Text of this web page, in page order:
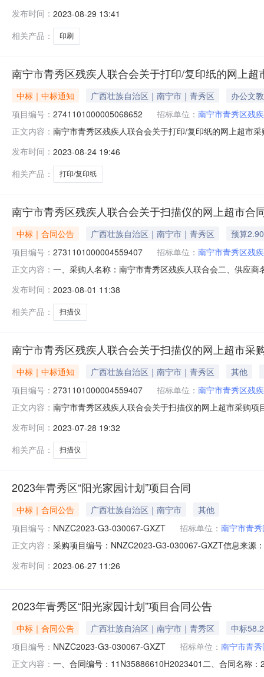
金额1QXZC2023-W3-006345000.0项目所在行政区划编
发布时间： 2023-08-29 13:41
相关产品：
印刷
南宁市青秀区残疾人联合会关于打印/复印纸的网上超
中标｜中标通知 广西壮族自治区｜南宁市｜青秀区
办公文教
项目编号： 2741101000005068652 招标单位： 南宁市青秀区残
正文内容： 南宁市青秀区残疾人联合会关于打印/复印纸的网上超市
信息采购计划金额1QXZC2023-W1-006004750.0项目所
发布时间： 2023-08-24 19:46
相关产品：
打印/复印纸
南宁市青秀区残疾人联合会关于扫描仪的网上超市合
中标｜合同公告 广西壮族自治区｜南宁市｜青秀区
预算
项目编号： 2731101000004559407 招标单位： 南宁市青秀区残
正文内容： 一、采购人名称：南宁市青秀区残疾人联合会二、供应
档扫描仪高速高清自动影源X2110A件1.00500050002博
发布时间： 2023-08-01 11:38
相关产品：
扫描仪
南宁市青秀区残疾人联合会关于扫描仪的网上超市采
中标｜中标通知 广西壮族自治区｜南宁市｜青秀区
其他
项目编号： 2731101000004559407 招标单位： 南宁市青秀区残
正文内容： 南宁市青秀区残疾人联合会关于扫描仪的网上超市采购
计划金额1QXZC2023-W1-00513-
发布时间： 2023-07-28 19:32
相关产品：
扫描仪
2023年青秀区“阳光家园计划”项目合同
中标｜合同公告 广西壮族自治区｜南宁市
其他
项目编号： NNZC2023-G3-030067-GXZT 招标单位： 南宁市青
正文内容： 采购项目编号：NNZC2023-G3-030067-GXZT信息来源
时间2023-06-2616:08:19
发布时间： 2023-06-27 11:26
2023年青秀区“阳光家园计划”项目合同公告
中标｜合同公告 广西壮族自治区｜南宁市｜青秀区
中标
项目编号： NNZC2023-G3-030067-GXZT 招标单位： 南宁市青
正文内容： 一、合同编号：11N35886610H2023401二、合同名称